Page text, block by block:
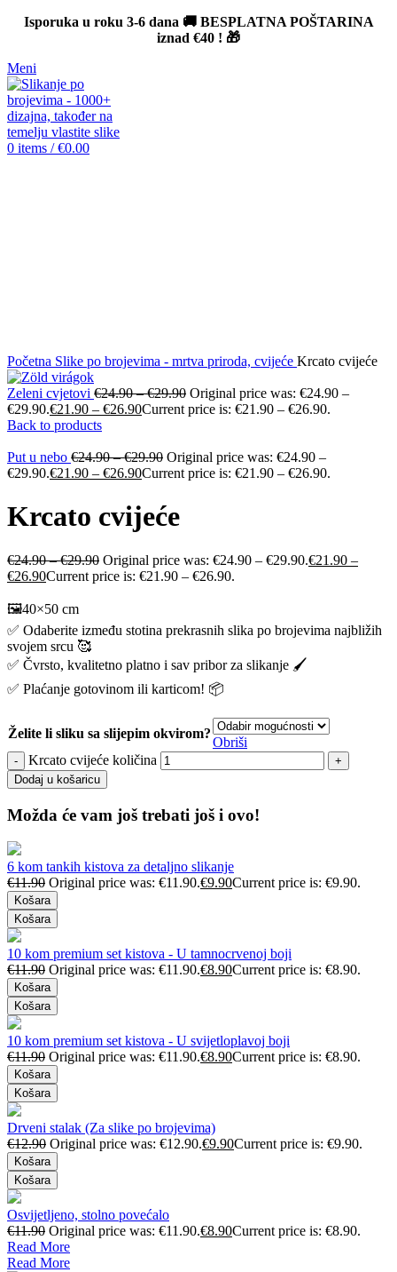
Isporuka u roku 3-6 dana 🚚 BESPLATNA POŠTARINA
iznad €40 ! 🎁
Meni
0 items / €0.00
Početna Slike po brojevima - mrtva priroda, cvijeće Krcato cvijeće
Zeleni cvjetovi €24.90–€29.90 Original price was: €24.90 –
€29.90.€21.90 – €26.90Current price is: €21.90 – €26.90.
Back to products
Put u nebo €24.90–€29.90 Original price was: €24.90 –
€29.90.€21.90 – €26.90Current price is: €21.90 – €26.90.
Krcato cvijeće
€24.90–€29.90 Original price was: €24.90 – €29.90.€21.90 –
€26.90Current price is: €21.90 – €26.90.
🖼️40×50 cm
✅ Odaberite između stotina prekrasnih slika po brojevima najbližih
svojem srcu 🥰
✅ Čvrsto, kvalitetno platno i sav pribor za slikanje 🖌️
✅ Plaćanje gotovinom ili karticom! 📦
Želite li sliku sa slijepim okvirom?
Obriši
Krcato cvijeće količina
Dodaj u košaricu
Možda će vam još trebati još i ovo!
6 kom tankih kistova za detaljno slikanje
€11.90 Original price was: €11.90.€9.90Current price is: €9.90.
Košara
Košara
10 kom premium set kistova - U tamnocrvenoj boji
€11.90 Original price was: €11.90.€8.90Current price is: €8.90.
Košara
Košara
10 kom premium set kistova - U svijetloplavoj boji
€11.90 Original price was: €11.90.€8.90Current price is: €8.90.
Košara
Košara
Drveni stalak (Za slike po brojevima)
€12.90 Original price was: €12.90.€9.90Current price is: €9.90.
Košara
Košara
Osvijetljeno, stolno povećalo
€11.90 Original price was: €11.90.€8.90Current price is: €8.90.
Read More
Read More